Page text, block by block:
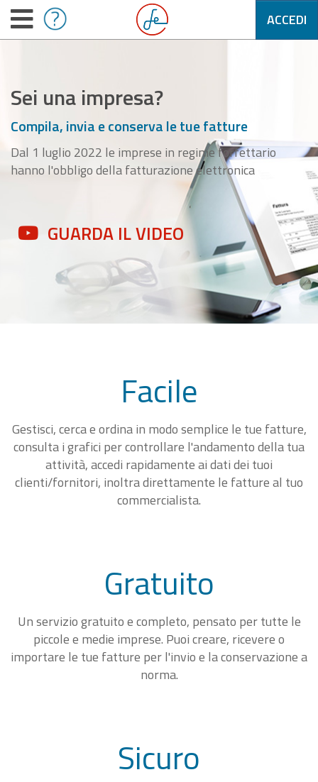
ACCEDI
Sei una impresa?
Compila, invia e conserva le tue fatture
Dal 1 luglio 2022 le imprese in regime forfettario
hanno l'obbligo della fatturazione elettronica
GUARDA IL VIDEO
Facile
Gestisci, cerca e ordina in modo semplice le tue fatture,
consulta i grafici per controllare l'andamento della tua
attività, accedi rapidamente ai dati dei tuoi
clienti/fornitori, inoltra direttamente le fatture al tuo
commercialista.
Gratuito
Un servizio gratuito e completo, pensato per tutte le
piccole e medie imprese. Puoi creare, ricevere o
importare le tue fatture per l'invio e la conservazione a
norma.
Sicuro